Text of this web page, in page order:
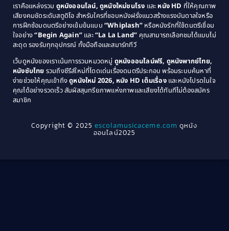
Coming of Age ก้าวพ้นวัย(1)
Coming-of-Age(3)
Community(1)
Crime อาชญากรรม(78)
Cult Film(4)
1979
1978
1976
1975
1974
1971
1970
1969
1968
1964
1963
1940
เราคือแหล่งรวม ดูหนังออนไลน์, ดูหนังใหม่ชนโรง และ หนัง HD ที่ให้คุณภาพ
เสียงคมชัดระดับสตูดิโอ สำหรับใครที่ชอบหนังฝรั่งแนวสร้างแรงบันดาลใจหรือ
การฝึกซ้อมดนตรีอย่างเข้มข้นแบบ “Whiplash” หรือหนังรักที่ใช้ดนตรีเชื่อม
ใจอย่าง“Begin Again” และ“La La Land” คุณสามารถเลือกชมได้แบบไม่
สะดุด รองรับทุกอุปกรณ์ ทั้งมือถือและสมาร์ททีวี
เว็บดูหนังของเราเน้นการรวมหมวดหมู่ ดูหนังออนไลน์ฟรี, ดูหนังพากย์ไทย,
หนังซับไทย รวมถึงซีรีส์ใหม่ที่โดดเด่นเรื่องดนตรีประกอบ พร้อมระบบค้นหาที่
ง่ายช่วยให้คุณเข้าถึงดูหนังใหม่ 2026, หนัง HD เต็มเรื่องและหนังโปรดในใจ
คุณได้อย่างรวดเร็ว สัมผัสสุนทรียภาพแห่งภาพและเสียงได้ทันทีไม่ต้องสมัคร
สมาชิก
Copyright © 2025escolamusicaceme.com ดูหนัง
ออนไลน์2025